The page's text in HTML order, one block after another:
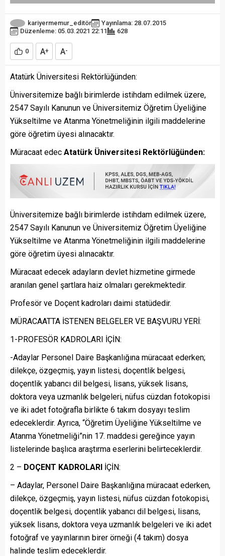
kariyermemur_editör
Yayınlama: 28.07.2015
Düzenleme: 05.03.2021 22:11
628
0 A+ A-
Atatürk Üniversitesi Rektörlüğünden:
Üniversitemize bağlı birimlerde istihdam edilmek üzere,
2547 Sayılı Kanunun ve Üniversitemiz Öğretim Üyeliğine
Yükseltilme ve Atanma Yönetmeliğinin ilgili maddelerine
göre öğretim üyesi alınacaktır.
Müracaat edec Atatürk Üniversitesi Rektörlüğünden:
Üniversitemize bağlı birimlerde istihdam edilmek üzere,
2547 Sayılı Kanunun ve Üniversitemiz Öğretim Üyeliğine
Yükseltilme ve Atanma Yönetmeliğinin ilgili maddelerine
göre öğretim üyesi alınacaktır.
Müracaat edecek adayların devlet hizmetine girmede
aranılan genel şartlara haiz olmaları gerekmektedir.
Profesör ve Doçent kadroları daimi statüdedir.
MÜRACAATTA İSTENEN BELGELER VE BAŞVURU YERİ:
1-PROFESÖR KADROLARI İÇİN:
-Adaylar Personel Daire Başkanlığına müracaat ederken;
dilekçe, özgeçmiş, yayın listesi, doçentlik belgesi,
doçentlik yabancı dil belgesi, lisans, yüksek lisans,
doktora veya uzmanlık belgeleri, nüfus cüzdan fotokopisi
ve iki adet fotoğrafla birlikte 6 takım dosyayı teslim
edeceklerdir. Ayrıca, “Öğretim Üyeliğine Yükseltilme ve
Atanma Yönetmeliği”nin 17. maddesi gereğince yayın
listelerinde başlıca araştırma eserlerini belirteceklerdir.
2 – DOÇENT KADROLARI İÇİN:
– Adaylar, Personel Daire Başkanlığına müracaat ederken,
dilekçe, özgeçmiş, yayın listesi, nüfus cüzdan fotokopisi,
doçentlik belgesi, doçentlik yabancı dil belgesi, lisans,
yüksek lisans, doktora veya uzmanlık belgeleri ve iki adet
fotoğraf ve yayınlarının birer örneği (4 takım) dosya
halinde teslim edeceklerdir.